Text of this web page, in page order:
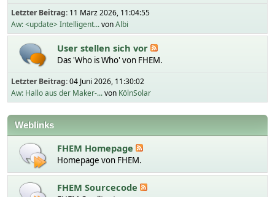
Letzter Beitrag: 11 März 2026, 11:04:55
Aw: <update> Intelligent...vonAlbi
User stellen sich vor
Das 'Who is Who' von FHEM.
Letzter Beitrag:04 Juni 2026, 11:30:02
Aw: Hallo aus der Maker-...von KölnSolar
Weblinks
FHEM Homepage
Homepage von FHEM.
FHEM Sourcecode